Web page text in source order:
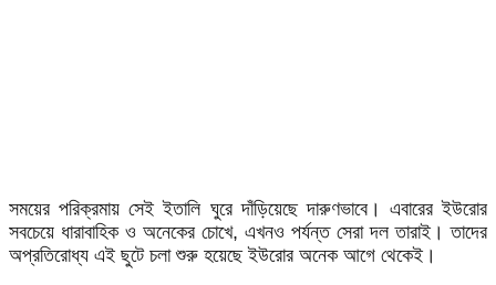
সময়ের পরিক্রমায় সেই ইতালি ঘুরে দাঁড়িয়েছে দারুণভাবে। এবারের ইউরোর
সবচেয়ে ধারাবাহিক ও অনেকের চোখে, এখনও পর্যন্ত সেরা দল তারাই। তাদের
অপ্রতিরোধ্য এই ছুটে চলা শুরু হয়েছে ইউরোর অনেক আগে থেকেই।